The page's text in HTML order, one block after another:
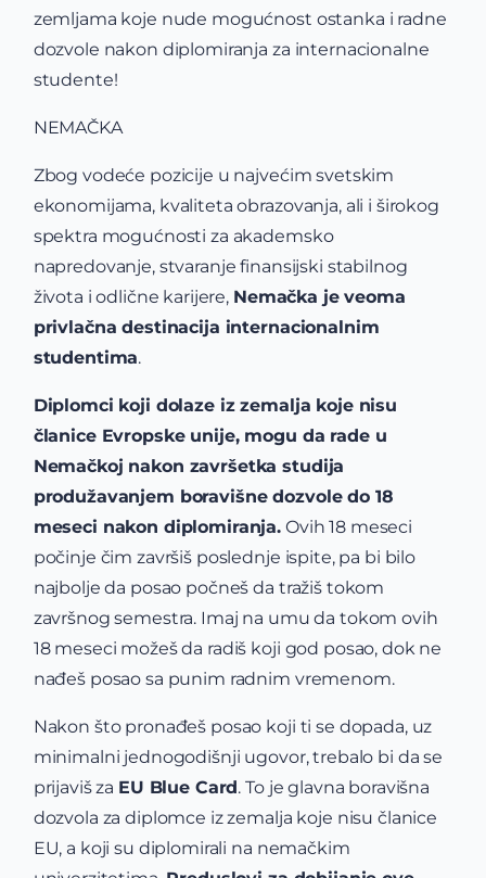
zemljama koje nude mogućnost ostanka i radne
dozvole nakon diplomiranja za internacionalne
studente!
NEMAČKA
Zbog vodeće pozicije u najvećim svetskim
ekonomijama, kvaliteta obrazovanja, ali i širokog
spektra mogućnosti za akademsko
napredovanje, stvaranje finansijski stabilnog
života i odlične karijere, Nemačka je veoma
privlačna destinacija internacionalnim
studentima.
Diplomci koji dolaze iz zemalja koje nisu
članice Evropske unije, mogu da rade u
Nemačkoj nakon završetka studija
produžavanjem boravišne dozvole do 18
meseci nakon diplomiranja. Ovih 18 meseci
počinje čim završiš poslednje ispite, pa bi bilo
najbolje da posao počneš da tražiš tokom
završnog semestra. Imaj na umu da tokom ovih
18 meseci možeš da radiš koji god posao, dok ne
nađeš posao sa punim radnim vremenom.
Nakon što pronađeš posao koji ti se dopada, uz
minimalni jednogodišnji ugovor, trebalo bi da se
prijaviš za EU Blue Card. To je glavna boravišna
dozvola za diplomce iz zemalja koje nisu članice
EU, a koji su diplomirali na nemačkim